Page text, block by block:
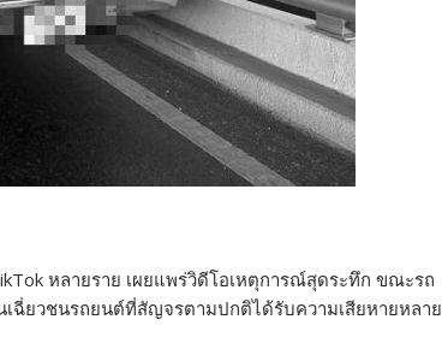
หลายราย เผยแพร่วิดีโอเหตุการณ์สุดระทึก ขณะรถ
ฉี่ยวชนรถยนต์ที่สัญจรตามปกติได้รับความเสียหายหลาย